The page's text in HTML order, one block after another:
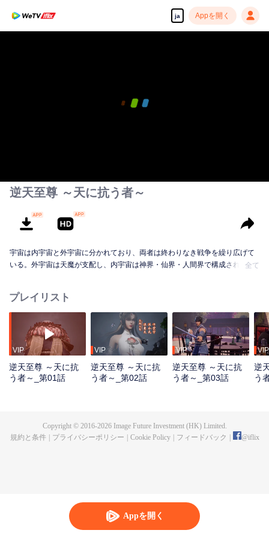
ja Appを開く
Appを開く
逆天至尊 ～天に抗う者～
宇宙は内宇宙と外宇宙に分かれており、両者は終わりなき戦争を繰り広げて
いる。外宇宙は天魔が支配し、内宇宙は神界・仙界・人間界で構成されてい
至尊と始元至尊の裏切りによって命を落とし、万世輪廻の呪いをも受けてし
まう。家族や部下を失い、国を奪われ、最も愛していた弟子・霊霞天尊まで
もが背を向ける。その後、輪廻するたびに滅門の憂き目に遭いながらも、最
後の生で澹雲として生まれ変わる。 望月鎮・澹家の若旦那である澹雲は、結
婚式の当日に許嫁の不倫を目撃し、死の寸前に追い込まれたことで前世の記
憶を覚醒させる。紅蒙神体を得た彼は、落ちこぼれから絶対的な天才へと生
まれ変わり、前世の功法で急成長を遂げ、家の仇を討った後、皇甫聖宗に入
門する。失われた神器、旧縁、そして神界を揺るがした裏切りの真実――。
全て
プレイリスト
VIP
逆天至尊 ～天に抗
う者～_第01話
VIP
逆天至尊 ～天に抗
う者～_第02話
VIP
逆天至尊 ～天に抗
う者～_第03話
VIP
逆
う
Copyright © 2016-2026Image Future Investment (HK) Limited.
規約と条件
プライバシーポリシー Cookie Policy フィードバック @iflix